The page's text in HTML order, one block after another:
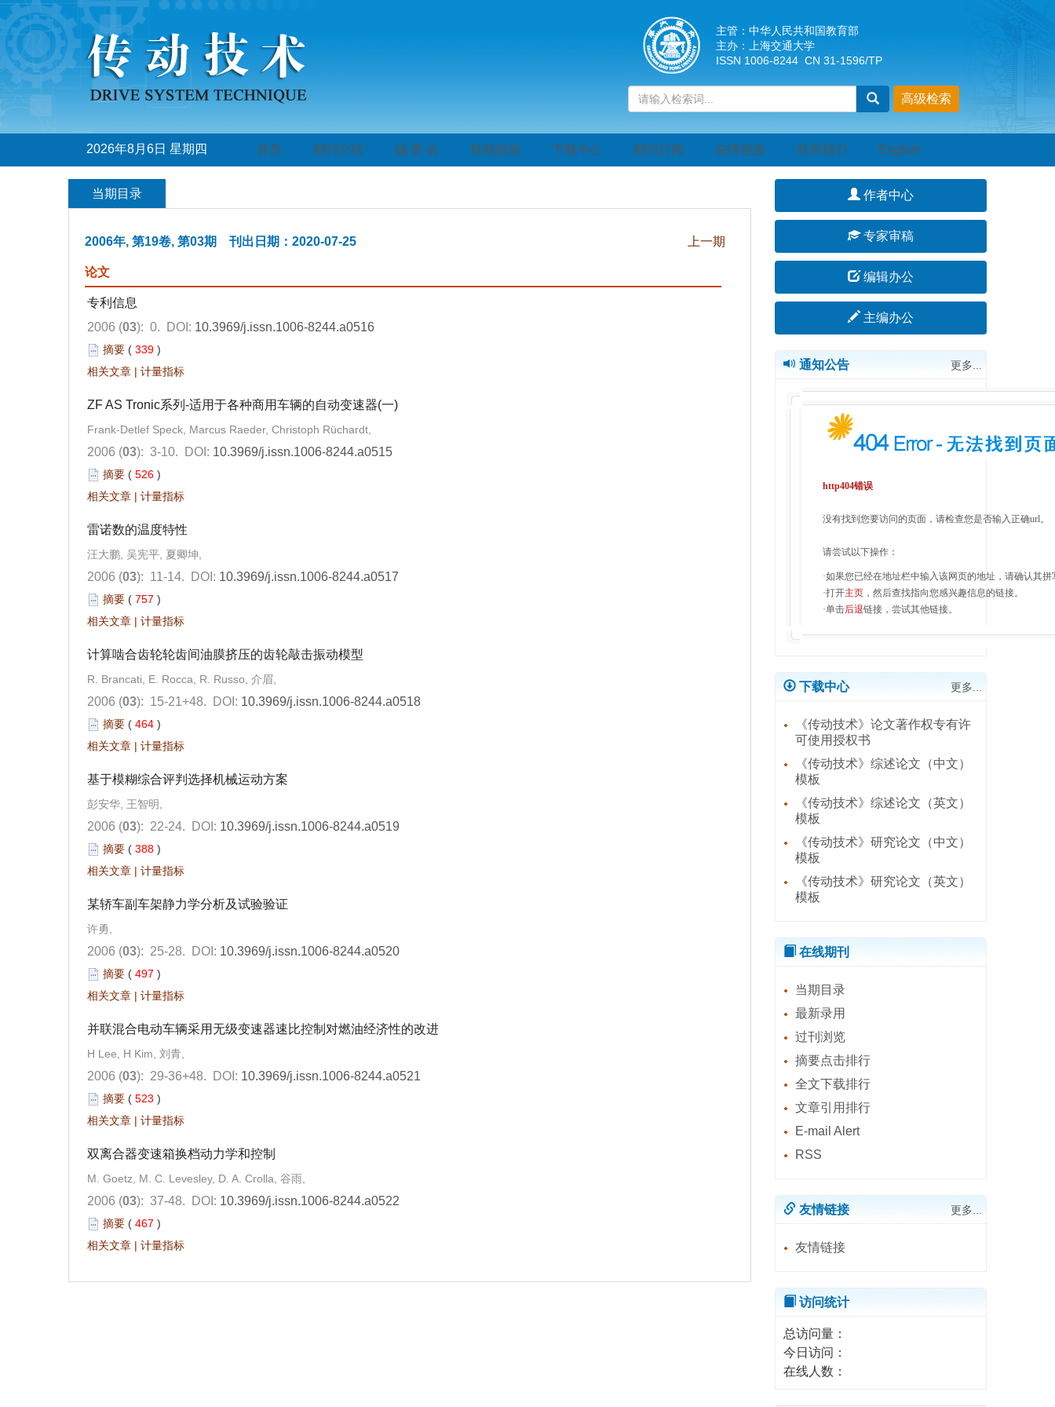
主管：中华人民共和国教育部
主办：上海交通大学
ISSN 1006-8244 CN 31-1596/TP
2026年8月6日 星期四 首页 期刊介绍 编 委 会 投稿指南 下载中心 期刊订阅 友情链接 联系我们 English
当期目录
2006年, 第19卷, 第03期 刊出日期：2020-07-25 上一期
论文
专利信息
2006 (03): 0. DOI: 10.3969/j.issn.1006-8244.a0516
摘要 ( 339 )
相关文章 | 计量指标
ZF AS Tronic系列-适用于各种商用车辆的自动变速器(一)
Frank-Detlef Speck, Marcus Raeder, Christoph Rüchardt,
2006 (03): 3-10. DOI: 10.3969/j.issn.1006-8244.a0515
摘要 ( 526 )
相关文章 | 计量指标
雷诺数的温度特性
汪大鹏, 吴宪平, 夏卿坤,
2006 (03): 11-14. DOI: 10.3969/j.issn.1006-8244.a0517
摘要 ( 757 )
相关文章 | 计量指标
计算啮合齿轮轮齿间油膜挤压的齿轮敲击振动模型
R. Brancati, E. Rocca, R. Russo, 介眉,
2006 (03): 15-21+48. DOI: 10.3969/j.issn.1006-8244.a0518
摘要 ( 464 )
相关文章 | 计量指标
基于模糊综合评判选择机械运动方案
彭安华, 王智明,
2006 (03): 22-24. DOI: 10.3969/j.issn.1006-8244.a0519
摘要 ( 388 )
相关文章 | 计量指标
某轿车副车架静力学分析及试验验证
许勇,
2006 (03): 25-28. DOI: 10.3969/j.issn.1006-8244.a0520
摘要 ( 497 )
相关文章 | 计量指标
并联混合电动车辆采用无级变速器速比控制对燃油经济性的改进
H Lee, H Kim, 刘青,
2006 (03): 29-36+48. DOI: 10.3969/j.issn.1006-8244.a0521
摘要 ( 523 )
相关文章 | 计量指标
双离合器变速箱换档动力学和控制
M. Goetz, M. C. Levesley, D. A. Crolla, 谷雨,
2006 (03): 37-48. DOI: 10.3969/j.issn.1006-8244.a0522
摘要 ( 467 )
相关文章 | 计量指标
作者中心
专家审稿
编辑办公
主编办公
通知公告 更多...
http404错误
没有找到您要访问的页面，请检查您是否输入正确url。
请尝试以下操作：
·如果您已经在地址栏中输入该网页的地址，请确认其拼
·打开主页 ，然后查找指向您感兴趣信息的链接。
·单击后退链接，尝试其他链接。
下载中心 更多...
《传动技术》论文著作权专有许
可使用授权书
《传动技术》综述论文（中文）
模板
《传动技术》综述论文（英文）
模板
《传动技术》研究论文（中文）
模板
《传动技术》研究论文（英文）
模板
在线期刊
当期目录
最新录用
过刊浏览
摘要点击排行
全文下载排行
文章引用排行
E-mail Alert
RSS
友情链接 更多...
友情链接
访问统计
总访问量：
今日访问：
在线人数：